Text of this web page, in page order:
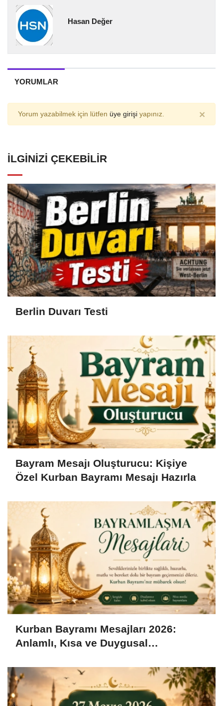
Hasan Değer
YORUMLAR
Yorum yazabilmek için lütfen üye girişi yapınız. ×
İLGINIZI ÇEKEBILIR
Berlin Duvarı Testi
Bayram Mesajı Oluşturucu: Kişiye
Özel Kurban Bayramı Mesajı Hazırla
Kurban Bayramı Mesajları 2026:
Anlamlı, Kısa ve Duygusal